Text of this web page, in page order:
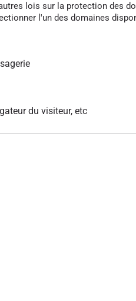
lois sur la protection des
l'un des domaines
du visiteur, etc